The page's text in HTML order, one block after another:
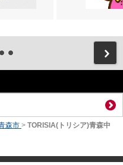
森市 > TORISIA(トリシア)青森中